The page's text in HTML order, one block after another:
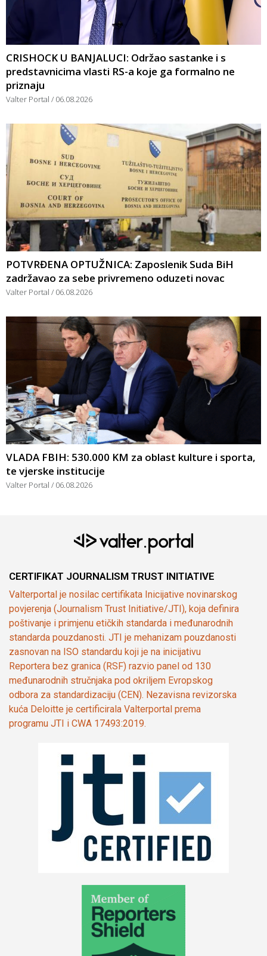
CRISHOCK U BANJALUCI: Održao sastanke i s
predstavnicima vlasti RS-a koje ga formalno ne
priznaju
Valter Portal 06.08.2026
POTVRĐENA OPTUŽNICA: Zaposlenik Suda BiH
zadržavao za sebe privremeno oduzeti novac
Valter Portal 06.08.2026
VLADA FBIH: 530.000 KM za oblast kulture i sporta,
te vjerske institucije
Valter Portal 06.08.2026
CERTIFIKAT JOURNALISM TRUST INITIATIVE
Valterportal je nosilac certifikata Inicijative novinarskog
povjerenja (Journalism Trust Initiative/JTI), koja definira
poštivanje i primjenu etičkih standarda i međunarodnih
standarda pouzdanosti. JTI je mehanizam pouzdanosti
zasnovan na ISO standardu koji je na inicijativu
Reportera bez granica (RSF) razvio panel od 130
međunarodnih stručnjaka pod okriljem Evropskog
odbora za standardizaciju (CEN). Nezavisna revizorska
kuća Deloitte je certificirala Valterportal prema
programu JTI i CWA 17493:2019.